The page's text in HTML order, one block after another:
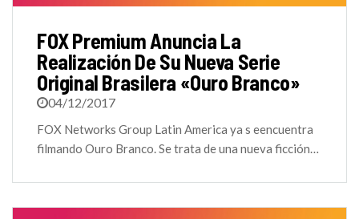
FOX Premium Anuncia La
Realización De Su Nueva Serie
Original Brasilera «Ouro Branco»
04/12/2017
FOX Networks Group Latin America ya s eencuentra
filmando Ouro Branco. Se trata de una nueva ficción…